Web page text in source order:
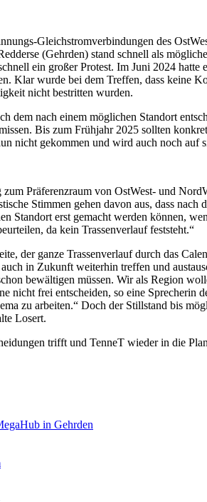
Gleichstromverbindungen des
(Gehrden) stand schnell als
ein großer Protest. Im Juni 2024 hatte
Klar wurde bei dem Treffen, dass keine
nicht bestritten wurden.
nach einem möglichen Standort
Bis zum Frühjahr 2025 sollten
nicht gekommen und wird auch noch auf
Präferenzraum von OstWest- und
Stimmen gehen davon aus, dass
erst gemacht werden können,
da kein Trassenverlauf feststeht.“
der ganze Trassenverlauf durch das
in Zukunft weiterhin treffen und
bewältigen müssen. Wir als Region
nicht frei entscheiden, so eine Sprecherin
zu arbeiten.“ Doch der Stillstand bis
Losert.
trifft und TenneT wieder in die
in Gehrden